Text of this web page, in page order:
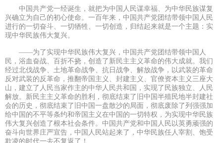
中国共产党一经诞生，就把为中国人民谋幸福、为中华民族谋复
兴确立为自己的初心使命。一百年来，中国共产党团结带领中国人民
进行的一切奋斗、一切牺牲、一切创造，归结起来就是一个主题：实
现中华民族伟大复兴。
——为了实现中华民族伟大复兴，中国共产党团结带领中国人
民，浴血奋战、百折不挠，创造了新民主主义革命的伟大成就。我们
经过北伐战争、土地革命战争、抗日战争、解放战争，以武装的革命
反对武装的反革命，推翻帝国主义、封建主义、官僚资本主义三座大
山，建立了人民当家作主的中华人民共和国，实现了民族独立、人民
解放。新民主主义革命的胜利，彻底结束了旧中国半殖民地半封建社
会的历史，彻底结束了旧中国一盘散沙的局面，彻底废除了列强强加
给中国的不平等条约和帝国主义在中国的一切特权，为实现中华民族
伟大复兴创造了根本社会条件。中国共产党和中国人民以英勇顽强的
奋斗向世界庄严宣告，中国人民站起来了，中华民族任人宰割、饱受
欺凌的时代一去不复返了！